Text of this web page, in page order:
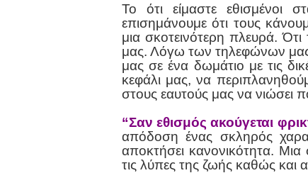
Το ότι είμαστε
επισημάνουμε ότι τους
μια σκοτεινότερη πλευρά.
μας. Λόγω των τηλεφώνων
μας σε ένα δωμάτιο με τις
κεφάλι μας, να
στους εαυτούς μας να νιώσει
“Σαν εθισμός ακούγεται
απόδοση ένας σκληρός
αποκτήσει κανονικότητα.
τις λύπες της ζωής καθώς